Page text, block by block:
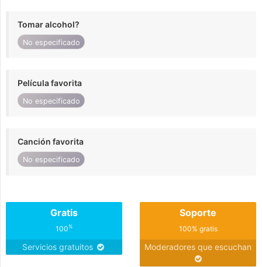
Tomar alcohol?
No especificado
Película favorita
No especificado
Canción favorita
No especificado
Gratis
100%
Servicios gratuitos
Soporte
100% gratis
Moderadores que escuchan